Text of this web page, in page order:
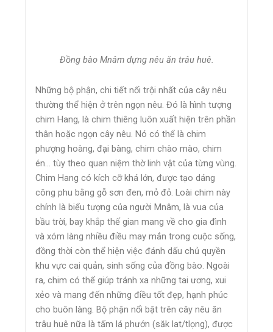
Đồng bào Mnâm dựng nêu ăn trâu huê.
Những bộ phận, chi tiết nổi trội nhất của cây nêu
thường thể hiện ở trên ngọn nêu. Đó là hình tượng
chim Hang, là chim thiêng luôn xuất hiện trên phần
thân hoặc ngọn cây nêu. Nó có thể là chim
phượng hoàng, đại bàng, chim chào mào, chim
én… tùy theo quan niệm thờ linh vật của từng vùng.
Chim Hang có kích cỡ khá lớn, được tạo dáng
công phu bằng gỗ sơn đen, mỏ đỏ. Loài chim này
chính là biểu tượng của người Mnâm, là vua của
bầu trời, bay khắp thế gian mang về cho gia đình
và xóm làng nhiều điều may mắn trong cuộc sống,
đồng thời còn thể hiện việc đánh dấu chủ quyền
khu vực cai quản, sinh sống của đồng bào. Ngoài
ra, chim có thể giúp tránh xa những tai ương, xui
xẻo và mang đến những điều tốt đẹp, hạnh phúc
cho buôn làng. Bộ phận nổi bật trên cây nêu ăn
trâu huê nữa là tấm lá phướn (săk lat/tlọng), được